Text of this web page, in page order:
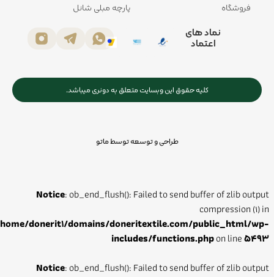
فروشگاه
پارچه مبلی شانل
نماد های
اعتماد
کلیه حقوق این وبسایت متعلق به دونری میباشد.
طراحی و توسعه توسط ماتو
Notice: ob_end_flush(): Failed to send buffer of zlib output
compression (1) in
/home/donerit1/domains/doneritextile.com/public_html/wp-
includes/functions.phpon line5493
Notice: ob_end_flush(): Failed to send buffer of zlib output